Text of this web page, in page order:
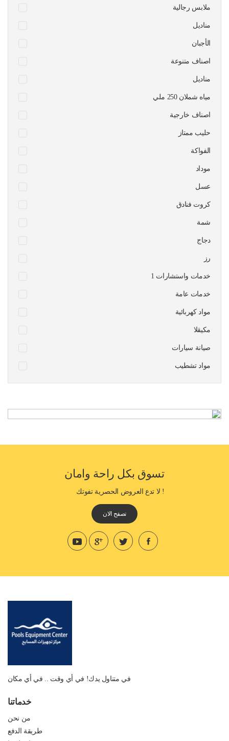
ملابس رجالية
مناديل
الأجبان
اصناف متنوعة
مناديل
مياه شملان 250 ملي
اصناف خارجية
حليب ممتاز
الفواكة
موداد
عسل
كروت فنادق
شمة
دجاج
رز
1 خدمات واستشارات
خدمات عامة
مواد كهربائية
مكيقلا
صيانة سيارات
مواد تشطيب
تسوق بكل راحة وامان
! لا تدع العروض الحصرية تفوتك
تصفح الان
في متناول يدك! في أي وقت .. في أي مكان
خدماتنا
من نحن
طريقة الدفع